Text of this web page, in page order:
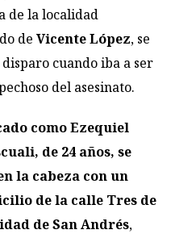
de la localidad
de Vicente López, se
cuando iba a ser
del asesinato.
como Ezequiel
de 24 años, se
la cabeza con un
de la calle Tres de
de San Andrés,